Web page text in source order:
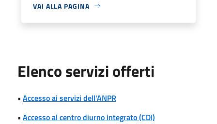
VAI ALLA PAGINA
Elenco servizi offerti
• Accesso ai servizi dell'ANPR
• Accesso al centro diurno integrato (CDI)